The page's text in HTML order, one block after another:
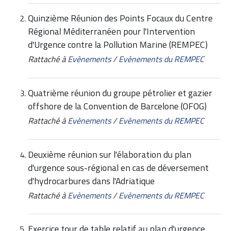
Quinzième Réunion des Points Focaux du Centre
Régional Méditerranéen pour l'Intervention
d'Urgence contre la Pollution Marine (REMPEC)
Rattaché à Evènements/Evènements du REMPEC
Quatrième réunion du groupe pétrolier et gazier
offshore de la Convention de Barcelone (OFOG)
Rattaché à Evènements/Evènements du REMPEC
Deuxième réunion sur l'élaboration du plan
d'urgence sous-régional en cas de déversement
d'hydrocarbures dans l'Adriatique
Rattaché à Evènements/Evènements du REMPEC